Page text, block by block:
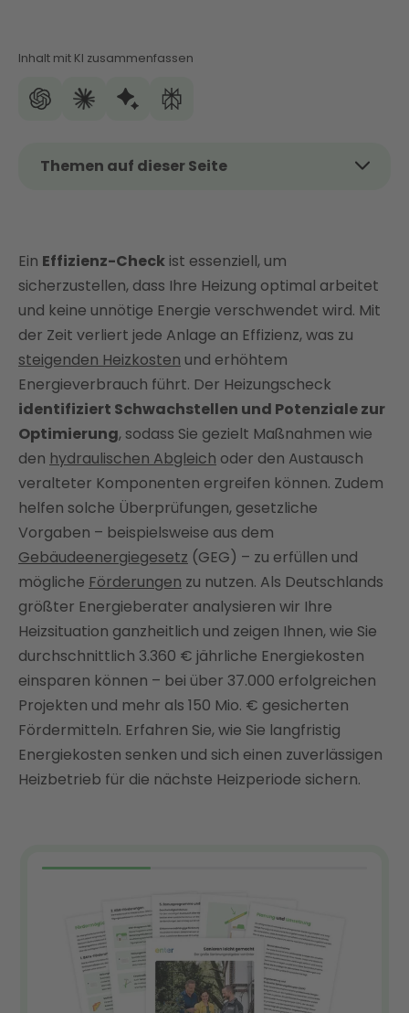
Inhalt mit KI zusammenfassen
Themen auf dieser Seite
wichtig?
Sonderfall: Gasheizung
Effizienz-Check Heizung: Was beinhaltet er?
Worin unterscheidet sich der Heizungscheck von
der regelmäßigen Heizungswartung?
Der hydraulische Abgleich
es?
Fazit: Heizungscheck durchführen und Heizkosten
sparen
FAQ
Ein Effizienz-Check ist essenziell, um
sicherzustellen, dass Ihre Heizung optimal arbeitet
und keine unnötige Energie verschwendet wird. Mit
der Zeit verliert jede Anlage an Effizienz, was zu
steigenden Heizkosten und erhöhtem
Energieverbrauch führt. Der Heizungscheck
identifiziert Schwachstellen und Potenziale zur
Optimierung, sodass Sie gezielt Maßnahmen wie
den hydraulischen Abgleich oder den Austausch
veralteter Komponenten ergreifen können. Zudem
helfen solche Überprüfungen, gesetzliche
Vorgaben – beispielsweise aus dem
Gebäudeenergiegesetz (GEG) – zu erfüllen und
mögliche Förderungen zu nutzen. Als Deutschlands
größter Energieberater analysieren wir Ihre
Heizsituation ganzheitlich und zeigen Ihnen, wie Sie
durchschnittlich 3.360 € jährliche Energiekosten
einsparen können – bei über 37.000 erfolgreichen
Projekten und mehr als 150 Mio. € gesicherten
Fördermitteln. Erfahren Sie, wie Sie langfristig
Energiekosten senken und sich einen zuverlässigen
Heizbetrieb für die nächste Heizperiode sichern.